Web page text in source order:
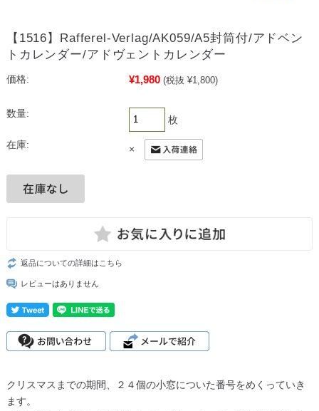
【1516】Rafferel-Verlag/AK059/A5封筒付/アドベン
トカレンダー/アドヴェントカレンダー
価格: ¥1,980 (税抜 ¥1,800)
数量:
枚
在庫: ×
返品についての詳細はこちら
レビューはありません
クリスマスまでの期間、２４個の小窓についた番号をめくっていき
ます。